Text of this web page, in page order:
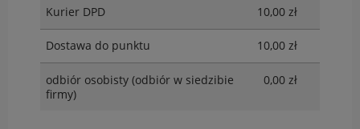
Kurier DPD 10,00 zł
Dostawa do punktu 10,00 zł
odbiór osobisty (odbiór w siedzibie
firmy)
0,00 zł